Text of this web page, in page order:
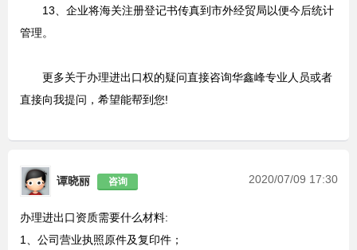
13、企业将海关注册登记书传真到市外经贸局以便今后统计
管理。
更多关于办理进出口权的疑问直接咨询华鑫峰专业人员或者
直接向我提问，希望能帮到您!
谭晓丽 咨询 2020/07/09 17:30
办理进出口资质需要什么材料:
1、公司营业执照原件及复印件；